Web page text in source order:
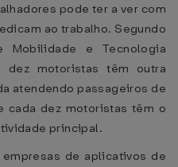
pode ter a ver com
ao trabalho. Segundo
Mobilidade e Tecnologia
dez motoristas têm outra
atendendo passageiros de
cada dez motoristas têm o
principal.
de aplicativos de